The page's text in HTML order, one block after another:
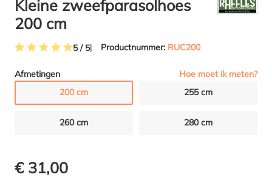
Kleine zweefparasolhoes
200 cm
5 / 5 Productnummer: RUC200
Afmetingen
Hoe moet ik meten?
200 cm
255 cm
260 cm 280 cm
€ 31,00